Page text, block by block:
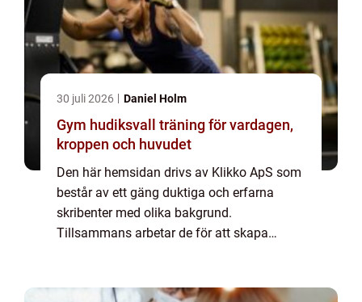
30 juli 2026 Daniel Holm
Gym hudiksvall träning för vardagen,
kroppen och huvudet
Den här hemsidan drivs av Klikko ApS som
består av ett gäng duktiga och erfarna
skribenter med olika bakgrund.
Tillsammans arbetar de för att skapa
massa olika ...